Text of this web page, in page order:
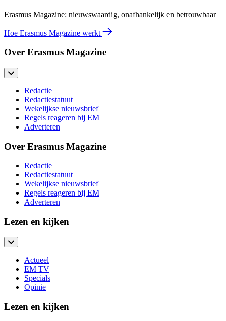
Erasmus Magazine: nieuwswaardig, onafhankelijk en betrouwbaar
Hoe Erasmus Magazine werkt
Over Erasmus Magazine
Redactie
Redactiestatuut
Wekelijkse nieuwsbrief
Regels reageren bij EM
Adverteren
Over Erasmus Magazine
Redactie
Redactiestatuut
Wekelijkse nieuwsbrief
Regels reageren bij EM
Adverteren
Lezen en kijken
Actueel
EM TV
Specials
Opinie
Lezen en kijken